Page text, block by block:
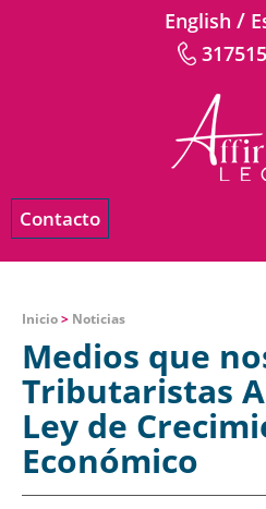
English /
Contacto
Inicio> Noticias
Medios que
Tributaristas
Ley de
Económico